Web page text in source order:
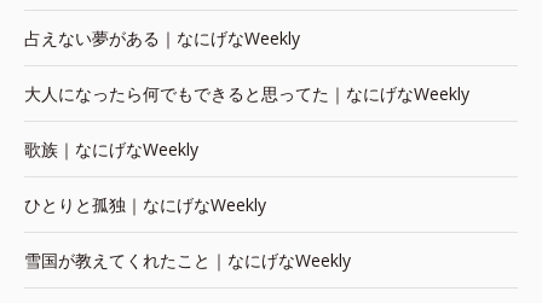
占えない夢がある｜なにげなWeekly
大人になったら何でもできると思ってた｜なにげなWeekly
歌族｜なにげなWeekly
ひとりと孤独｜なにげなWeekly
雪国が教えてくれたこと｜なにげなWeekly